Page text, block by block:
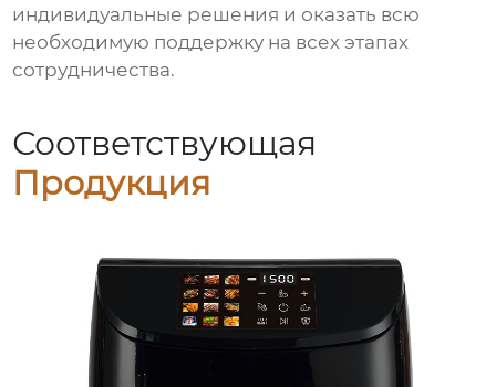
индивидуальные решения и оказать всю
необходимую поддержку на всех этапах
сотрудничества.
Соответствующая
Продукция